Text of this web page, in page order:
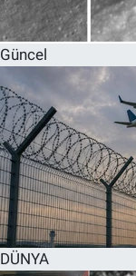
Güncel
DÜNYA